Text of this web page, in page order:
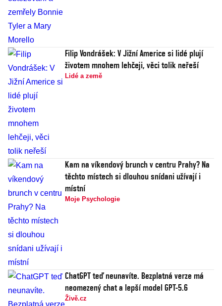
Filip Vondrášek: V Jižní Americe si lidé plují
životem mnohem lehčeji, věci tolik neřeší
Lidé a země
Kam na víkendový brunch v centru Prahy? Na
těchto místech si dlouhou snídani užívají i
místní
Moje Psychologie
ChatGPT teď neunavíte. Bezplatná verze má
neomezený chat a lepší model GPT-5.6
Živě.cz